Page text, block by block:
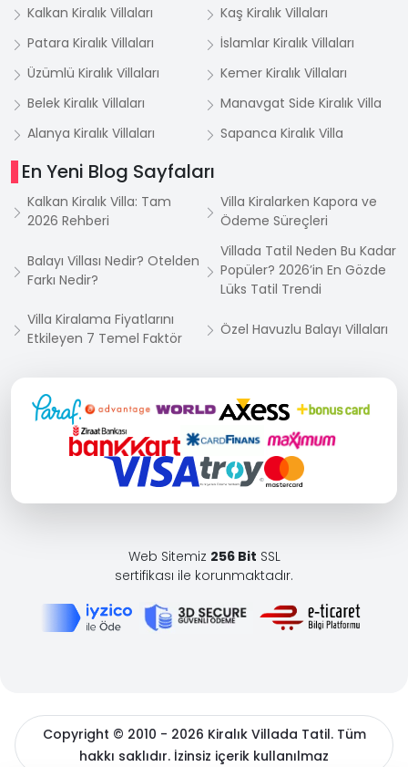
Kalkan Kiralık Villaları
Kaş Kiralık Villaları
Patara Kiralık Villaları
İslamlar Kiralık Villaları
Üzümlü Kiralık Villaları
Kemer Kiralık Villaları
Belek Kiralık Villaları
Manavgat Side Kiralık Villa
Alanya Kiralık Villaları
Sapanca Kiralık Villa
En Yeni Blog Sayfaları
Kalkan Kiralık Villa: Tam
2026 Rehberi
Villa Kiralarken Kapora ve
Ödeme Süreçleri
Balayı Villası Nedir? Otelden
Farkı Nedir?
Villada Tatil Neden Bu Kadar
Popüler? 2026’in En Gözde
Lüks Tatil Trendi
Villa Kiralama Fiyatlarını
Etkileyen 7 Temel Faktör
Özel Havuzlu Balayı Villaları
Web Sitemiz 256 Bit SSL
sertifikası ile korunmaktadır.
Copyright © 2010 - 2026 Kiralık Villada Tatil. Tüm
hakkı saklıdır. İzinsiz içerik kullanılmaz